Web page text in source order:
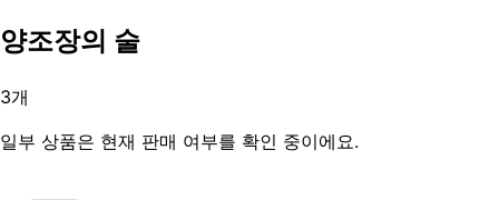
양조장의 술
3개
일부 상품은 현재 판매 여부를 확인 중이에요.